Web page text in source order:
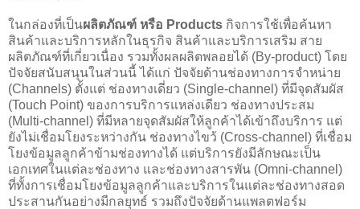
ในกล่องที่เป็นผลิตภัณฑ์ หรือ Products กิจการใช้เพื่อค้นหา
สินค้าและบริการหลักในธุรกิจ สินค้าและบริการเสริม สาย
ผลิตภัณฑ์ที่เกี่ยวเนื่อง รวมทั้งผลผลิตพลอยได้ (By-product) โดย
ปัจจัยสนับสนุนในส่วนนี้ ได้แก่ ปัจจัยด้านช่องทางการจำหน่าย
(Channels) ตั้งแต่ ช่องทางเดี่ยว (Single-channel) ที่มีจุดสัมผัส
(Touch Point) ของการบริการแหล่งเดียว ช่องทางประสม
(Multi-channel) ที่มีหลายจุดสัมผัสให้ลูกค้าได้เข้าถึงบริการ แต่
ยังไม่เชื่อมโยงระหว่างกัน ช่องทางไขว้ (Cross-channel) ที่เชื่อม
โยงข้อมูลลูกค้าข้ามช่องทางได้ แต่บริการยังมีลักษณะเป็น
เอกเทศในแต่ละช่องทาง และช่องทางสารพัน (Omni-channel)
ที่ทั้งการเชื่อมโยงข้อมูลลูกค้าและบริการในแต่ละช่องทางสอด
ประสานกันอย่างมีกลยุทธ์ รวมถึงปัจจัยด้านแพลตฟอร์ม